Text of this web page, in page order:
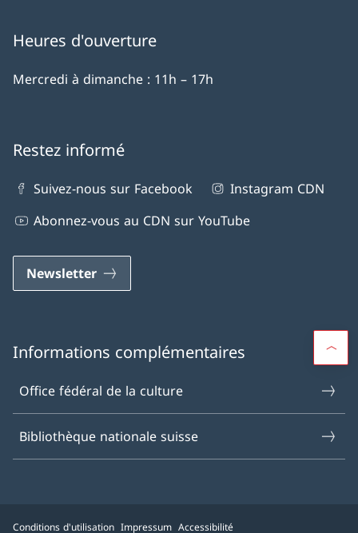
Heures d'ouverture
Mercredi à dimanche : 11h – 17h
Restez informé
Suivez-nous sur Facebook
Instagram CDN
Abonnez-vous au CDN sur YouTube
Newsletter
Informations complémentaires
Office fédéral de la culture
Bibliothèque nationale suisse
Conditions d'utilisation Impressum Accessibilité